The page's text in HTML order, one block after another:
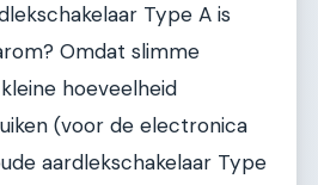
Type A is
Omdat slimme
hoeveelheid
(voor de electronica
aardlekschakelaar Type